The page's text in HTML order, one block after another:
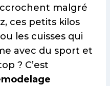
malgré
ces petits kilos
les cuisses qui
avec du sport et
? C’est